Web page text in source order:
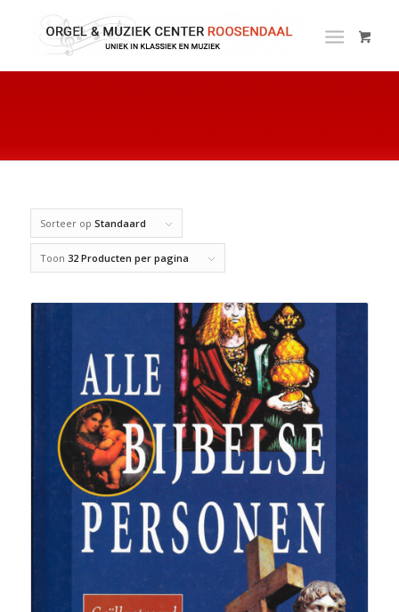
Sorteer op Standaard
Toon 32 Producten per pagina